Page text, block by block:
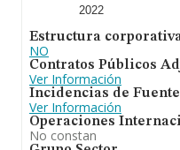
2022
Estructura
NO
Contratos Públicos
Ver Información
Incidencias de
Ver Información
Operaciones
No constan